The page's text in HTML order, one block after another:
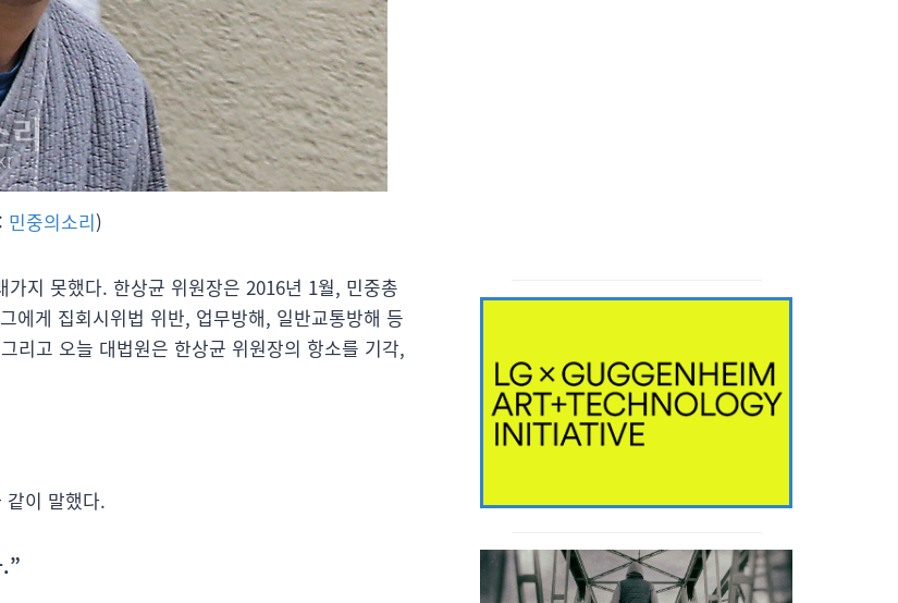
민중의소리)
지 못했다. 한상균 위원장은 2016년 1월, 민중총
에게 집회시위법 위반, 업무방해, 일반교통방해 등
리고 오늘 대법원은 한상균 위원장의 항소를 기각,
같이 말했다.
.”